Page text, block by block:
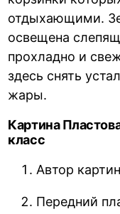
отдыхающими.
освещена
прохладно и
здесь снять
жары.
Картина
класс
Автор
Передний